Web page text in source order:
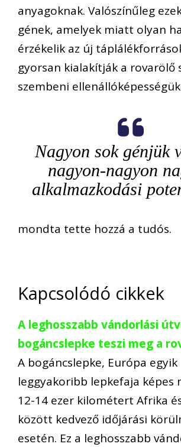
anyagoknak. Valószínűleg
gének, amelyek miatt olyan
érzékelik az új
gyorsan kialakítják a rovarölő
szembeni
Nagyon sok génjük
nagyon-nagyon
alkalmazkodási
mondta tette hozzá a tudós.
Kapcsolódó cikkek
A leghosszabb vándorlási
bogáncslepke teszi meg a
A bogáncslepke, Európa egyik
leggyakoribb lepkefaja képes
12-14 ezer kilométert Afrika
között kedvező időjárási
esetén. Ez a leghosszabb